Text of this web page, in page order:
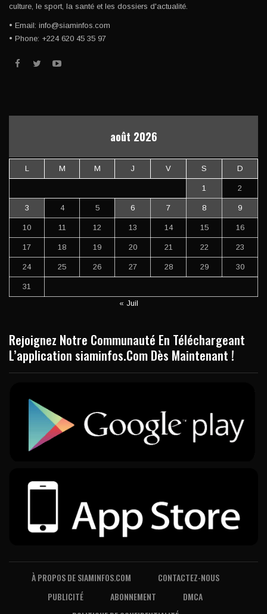
culture, le sport, la santé et les dossiers d'actualité.
• Email: info@siaminfos.com
• Phone: +224 620 45 35 97
août 2026
L M M J V S D
1 2
3 4 5 6 7 8 9
10 11 12 13 14 15 16
17 18 19 20 21 22 23
24 25 26 27 28 29 30
31
« Juil
Rejoignez Notre Communauté En Téléchargeant
L’application siaminfos.Com Dès Maintenant !
À PROPOS DE SIAMINFOS.COM
CONTACTEZ-NOUS
PUBLICITÉ
ABONNEMENT
DMCA